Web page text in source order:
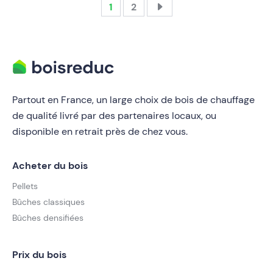
1 2
Partout en France, un large choix de bois de chauffage
de qualité livré par des partenaires locaux, ou
disponible en retrait près de chez vous.
Acheter du bois
Pellets
Bûches classiques
Bûches densifiées
Prix du bois